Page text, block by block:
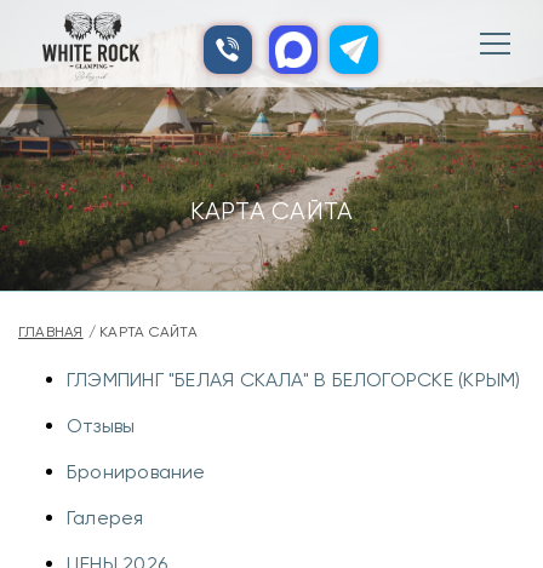
КАРТА САЙТА
ГЛАВНАЯ КАРТА САЙТА
ГЛЭМПИНГ "БЕЛАЯ СКАЛА" В БЕЛОГОРСКЕ (КРЫМ)
Отзывы
Бронирование
Галерея